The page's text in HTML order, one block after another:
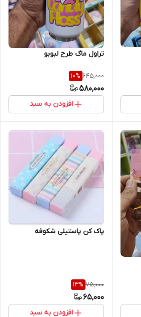
تراول ماگ طرح لبوبو
645,000
10%
580,000
افزودن به سبد
پاک کن پاستیلی شکوفه
75,000
13%
65,000
افزودن به سبد